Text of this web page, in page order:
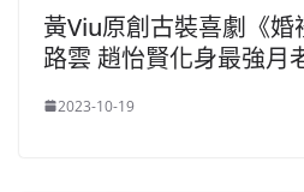
黃Viu原創古裝喜劇《
路雲 趙怡賢化身最強月
2023-10-19